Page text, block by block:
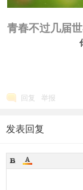
青春不过几届
回复 举报
发表回复